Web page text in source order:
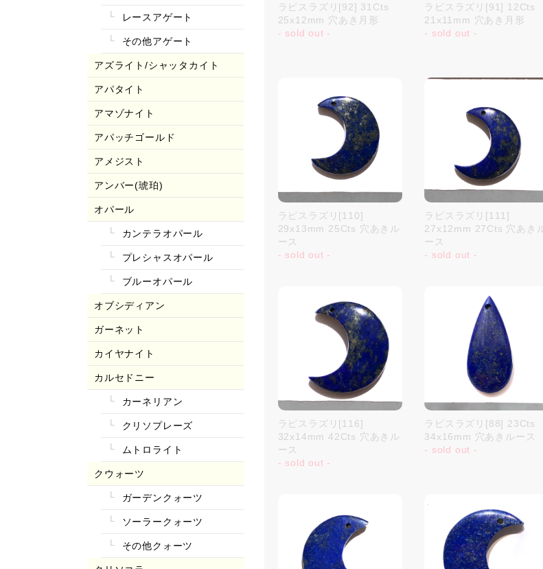
レースアゲート
その他アゲート
アズライト/シャッタカイト
アパタイト
アマゾナイト
アパッチゴールド
アメジスト
アンバー(琥珀)
オパール
カンテラオパール
プレシャスオパール
ブルーオパール
オブシディアン
ガーネット
カイヤナイト
カルセドニー
カーネリアン
クリソプレーズ
ムトロライト
クウォーツ
ガーデンクォーツ
ソーラークォーツ
その他クォーツ
ラピスラズリ[92] 31Cts
25x12mm 穴あき月形
- sold out -
ラピスラズリ[91] 12Cts
21x11mm 穴あき月形
- sold out -
ラピスラズリ[110]
29x13mm 25Cts 穴あきル
ース
- sold out -
ラピスラズリ[111]
27x12mm 27Cts 穴あき
ース
- sold out -
ラピスラズリ[116]
32x14mm 42Cts 穴あきル
ース
- sold out -
ラピスラズリ[88] 23Cts
34x16mm 穴あきルース
- sold out -